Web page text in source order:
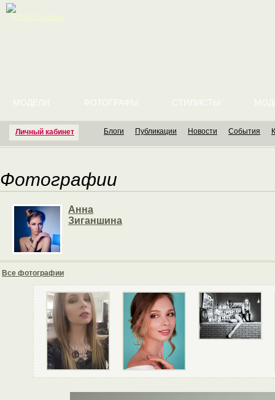
Личный кабинет
МОДЕЛИ ФОТОГРАФЫ СТИЛИСТЫ
Блоги Публикации Новости События
Фотографии
Анна
Зиганшина
Все фотографии